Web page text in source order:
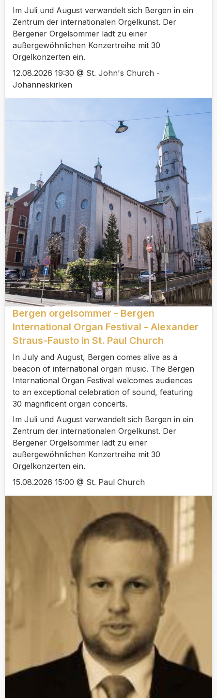
Im Juli und August verwandelt sich Bergen in ein
Zentrum der internationalen Orgelkunst. Der
Bergener Orgelsommer lädt zu einer
außergewöhnlichen Konzertreihe mit 30
Orgelkonzerten ein.
12.08.2026 19:30 @ St. John's Church -
Johanneskirken
Bergen orgelsommer - Bergen
International Organ Festival - Alexander
Straus-Fausto in St. Paul Church
In July and August, Bergen comes alive as a
beacon of international organ music. The Bergen
International Organ Festival welcomes audiences
to an exceptional celebration of sound, featuring
30 magnificent organ concerts.
Im Juli und August verwandelt sich Bergen in ein
Zentrum der internationalen Orgelkunst. Der
Bergener Orgelsommer lädt zu einer
außergewöhnlichen Konzertreihe mit 30
Orgelkonzerten ein.
15.08.2026 15:00 @ St. Paul Church